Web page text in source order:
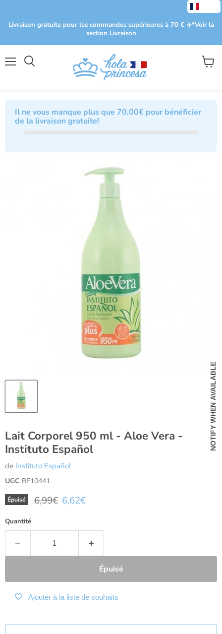
Livraison gratuite pour les commandes supérieures à 70 € ✈️​ *Voir la
section Livraison
Voir
Il ne vous manque plus que 70,00€ pour bénéficier
de la livraison gratuite!
Lait Corporel 950 ml - Aloe Vera -
Instituto Español
de Instituto Español
UGC BE10441
Épuisé Prix d'origine
6,99€ Prix actuel
6,62€
Quantité
Épuisé
Ajouter à la liste de souhaits
NOTIFY WHEN AVAILABLE